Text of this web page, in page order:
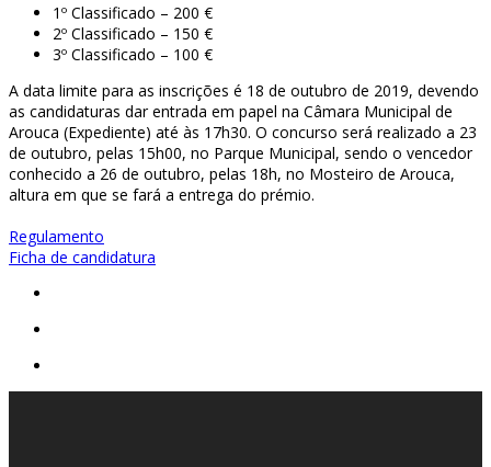
1º Classificado – 200 €
2º Classificado – 150 €
3º Classificado – 100 €
A data limite para as inscrições é 18 de outubro de 2019, devendo
as candidaturas dar entrada em papel na Câmara Municipal de
Arouca (Expediente) até às 17h30. O concurso será realizado a 23
de outubro, pelas 15h00, no Parque Municipal, sendo o vencedor
conhecido a 26 de outubro, pelas 18h, no Mosteiro de Arouca,
altura em que se fará a entrega do prémio.
Regulamento
Ficha de candidatura